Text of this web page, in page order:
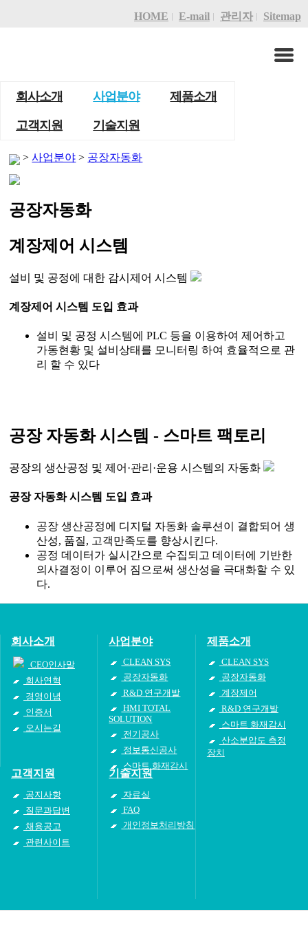
HOME E-mail 관리자 Sitemap
회사소개 사업분야 제품소개
고객지원 기술지원
>사업분야 > 공장자동화
공장자동화
계장제어 시스템
설비 및 공정에 대한 감시제어 시스템
계장제어 시스템 도입 효과
설비 및 공정 시스템에 PLC 등을 이용하여 제어하고
가동현황 및 설비상태를 모니터링 하여 효율적으로 관
리 할 수 있다
공장 자동화 시스템 - 스마트 팩토리
공장의 생산공정 및 제어·관리·운용 시스템의 자동화
공장 자동화 시스템 도입 효과
공장 생산공정에 디지털 자동화 솔루션이 결합되어 생
산성, 품질, 고객만족도를 향상시킨다.
공정 데이터가 실시간으로 수집되고 데이터에 기반한
의사결정이 이루어 짐으로써 생산성을 극대화할 수 있
다.
회사소개
CEO인사말
회사연혁
경영이념
인증서
오시는길
사업분야
CLEAN SYS
공장자동화
R&D 연구개발
HMI TOTAL
SOLUTION
전기공사
정보통신공사
스마트 화재감시
제품소개
CLEAN SYS
공장자동화
계장제어
R&D 연구개발
스마트 화재감시
산소분압도 측정
장치
고객지원
공지사항
질문과답변
채용공고
관련사이트
기술지원
자료실
FAQ
개인정보처리방침